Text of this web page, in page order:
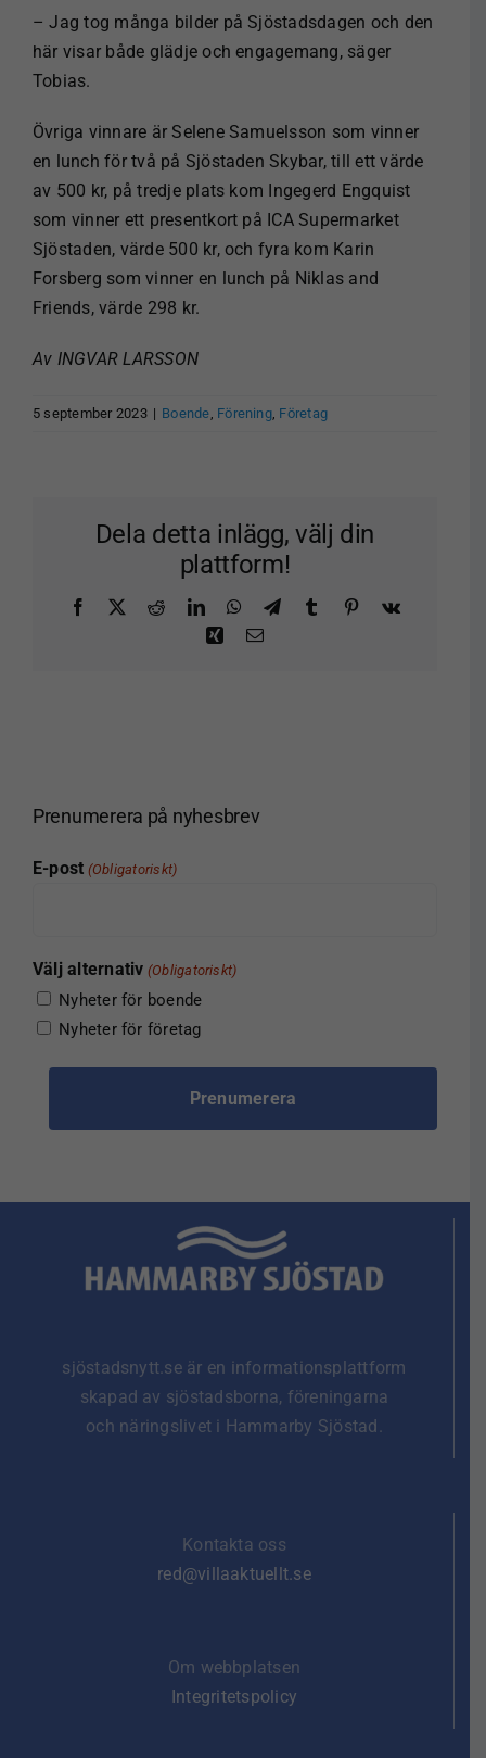
– Jag tog många bilder på Sjöstadsdagen och den
här visar både glädje och engagemang, säger
Tobias.
Övriga vinnare är Selene Samuelsson som vinner
en lunch för två på Sjöstaden Skybar, till ett värde
av 500 kr, på tredje plats kom Ingegerd Engquist
som vinner ett presentkort på ICA Supermarket
Sjöstaden, värde 500 kr, och fyra kom Karin
Forsberg som vinner en lunch på Niklas and
Friends, värde 298 kr.​
Av INGVAR LARSSON
5 september 2023 | Boende Förening, Företag
Dela detta inlägg, välj din
plattform!
Facebook RedditLinkedInWhatsApp
TelegramTumblrPinterest
Vk
Xing E-
Prenumerera på nyhesbrev
E-post (Obligatoriskt)
Välj alternativ (Obligatoriskt)
Nyheter för boende
Nyheter för företag
sjöstadsnytt.se är en informationsplattform
skapad av sjöstadsborna, föreningarna
och näringslivet i Hammarby Sjöstad.
Kontakta oss
red@villaaktuellt.se
Om webbplatsen
Integritetspolicy